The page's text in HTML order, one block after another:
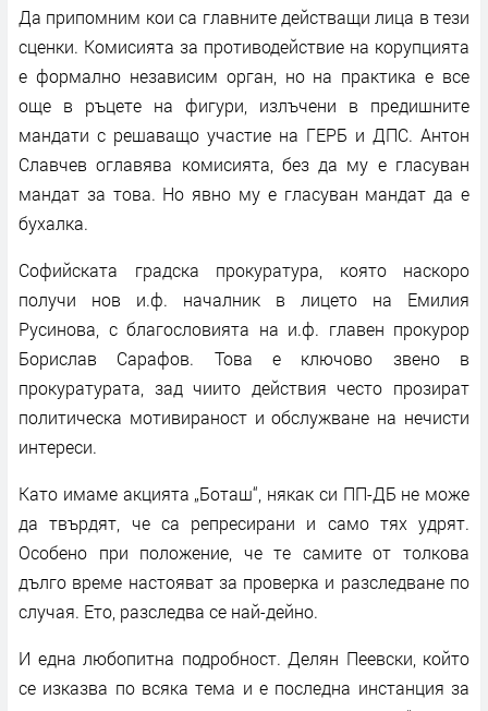
Да припомним кои са главните действащи лица в тези
сценки. Комисията за противодействие на корупцията
е формално независим орган, но на практика е все
още в ръцете на фигури, излъчени в предишните
мандати с решаващо участие на ГЕРБ и ДПС. Антон
Славчев оглавява комисията, без да му е гласуван
мандат за това. Но явно му е гласуван мандат да е
бухалка.
Софийската градска прокуратура, която наскоро
получи нов и.ф. началник в лицето на Емилия
Русинова, с благословията на и.ф. главен прокурор
Борислав Сарафов. Това е ключово звено в
прокуратурата, зад чиито действия често прозират
политическа мотивираност и обслужване на нечисти
интереси.
Като имаме акцията „Боташ“, някак си ПП-ДБ не може
да твърдят, че са репресирани и само тях удрят.
Особено при положение, че те самите от толкова
дълго време настояват за проверка и разследване по
случая. Ето, разследва се най-дейно.
И една любопитна подробност. Делян Пеевски, който
се изказва по всяка тема и е последна инстанция за